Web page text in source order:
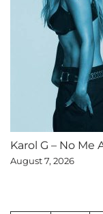
Karol G – No
August 7, 2026